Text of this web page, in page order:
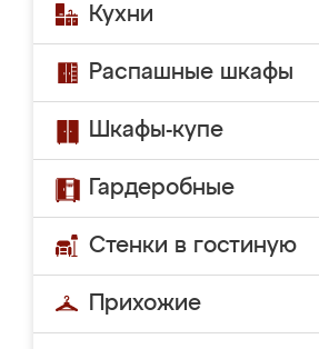
Кухни
Распашные шкафы
Шкафы-купе
Гардеробные
Стенки в гостиную
Прихожие